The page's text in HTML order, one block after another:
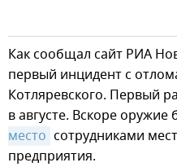
Как сообщал сайт РИА
первый инцидент с
Котляревского. Первый
в августе. Вскоре оружие
место сотрудниками
предприятия.